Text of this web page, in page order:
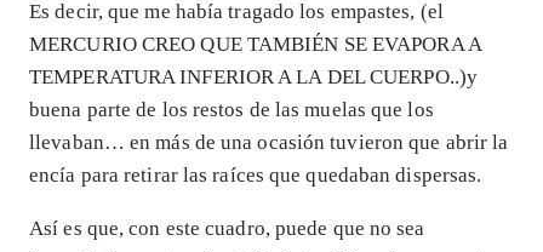
Es decir, que me había tragado los empastes, (el
MERCURIO CREO QUE TAMBIÉN SE EVAPORA A
TEMPERATURA INFERIOR A LA DEL CUERPO..)y
buena parte de los restos de las muelas que los
llevaban… en más de una ocasión tuvieron que abrir la
encía para retirar las raíces que quedaban dispersas.
Así es que, con este cuadro, puede que no sea